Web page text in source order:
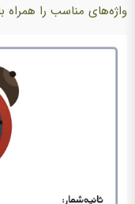
واژه‌های مناسب را همراه